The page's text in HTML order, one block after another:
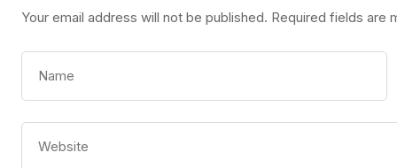
Your email address will not be published. Required fields are